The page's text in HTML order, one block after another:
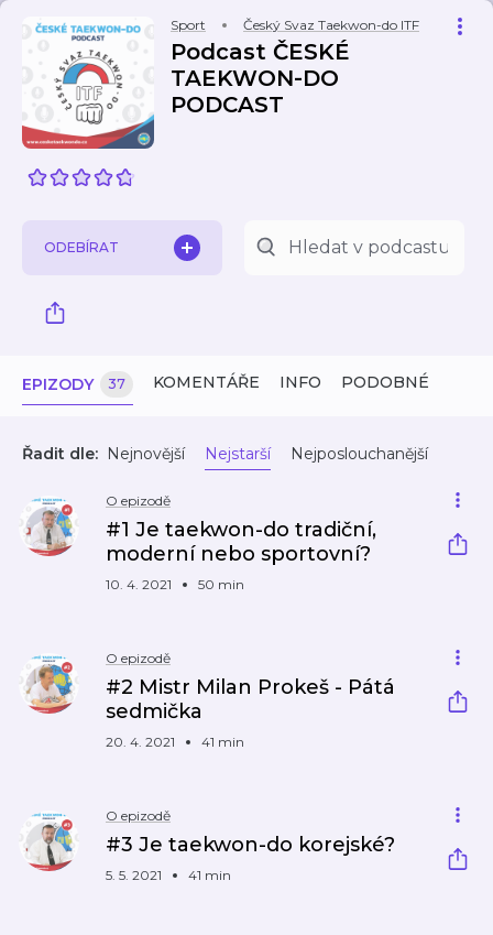
Sport Český Svaz Taekwon-do ITF
Podcast ČESKÉ
TAEKWON-DO
PODCAST
ODEBÍRAT
EPIZODY 37 KOMENTÁŘE INFO PODOBNÉ
Řadit dle: Nejnovější Nejstarší Nejposlouchanější
O epizodě
#1 Je taekwon-do tradiční,
moderní nebo sportovní?
10. 4. 2021 50 min
O epizodě
#2 Mistr Milan Prokeš - Pátá
sedmička
20. 4. 2021 41 min
O epizodě
#3 Je taekwon-do korejské?
5. 5. 2021 41 min